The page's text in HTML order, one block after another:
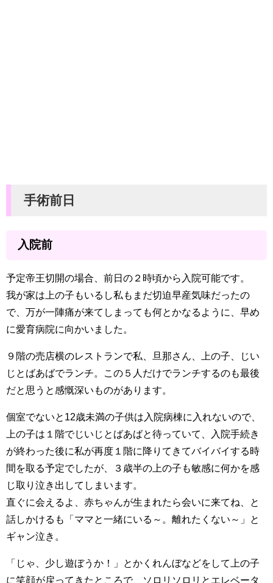
手術前日
入院前
予定帝王切開の場合、前日の２時頃から入院可能です。
我が家は上の子もいるし私もまだ切迫早産気味だったの
で、万が一陣痛が来てしまっても何とかなるように、早め
に愛育病院に向かいました。
９階の売店横のレストランで私、旦那さん、上の子、じい
じとばあばでランチ。この５人だけでランチするのも最後
だと思うと感慨深いものがあります。
個室でないと12歳未満の子供は入院病棟に入れないので、
上の子は１階でじいじとばあばと待っていて、入院手続き
が終わった後に私が再度１階に降りてきてバイバイする時
間を取る予定でしたが、３歳半の上の子も敏感に何かを感
じ取り泣き出してしまいます。
直ぐに会えるよ、赤ちゃんが生まれたら会いに来てね、と
話しかけるも「ママと一緒にいる～。離れたくない～」と
ギャン泣き。
「じゃ、少し遊ぼうか！」とかくれんぼなどをして上の子
に笑顔が戻ってきたところで、ソロリソロリとエレベータ